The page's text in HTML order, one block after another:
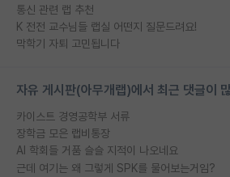
통신 관련 랩 추천
K 전전 교수님들 랩실 어떤지 질문드려요!
막학기 자퇴 고민됩니다
자유 게시판(아무개랩)에서 최근 댓글이
카이스트 경영공학부 서류
장학금 모은 랩비통장
AI 학회들 거품 슬슬 지적이 나오네요
근데 여기는 왜 그렇게 SPK를 물어보는거임?